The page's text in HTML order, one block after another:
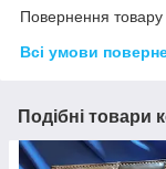
Повернення
Всі умови
Подібні товари